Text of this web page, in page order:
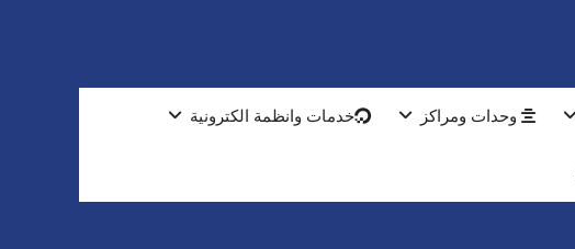
وحدات ومراكز خدمات وانظمة الكترونية